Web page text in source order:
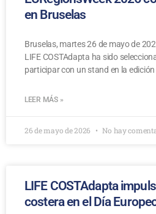
en Bruselas
Bruselas, martes 26 de mayo de
LIFE COSTAdapta ha sido
participar con un stand en la
LEER MÁS »
26 de mayo de 2026 No hay
LIFE COSTAdapta
costera en el Día